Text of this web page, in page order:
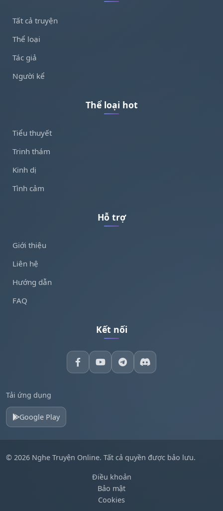
Tất cả truyện
Thể loại
Tác giả
Người kể
Thể loại hot
Tiểu thuyết
Trinh thám
Kinh dị
Tình cảm
Hỗ trợ
Giới thiệu
Liên hệ
Hướng dẫn
FAQ
Kết nối
Tải ứng dụng
Google Play
© 2026 Nghe Truyện Online. Tất cả quyền được bảo lưu.
Điều khoản
Bảo mật
Cookies